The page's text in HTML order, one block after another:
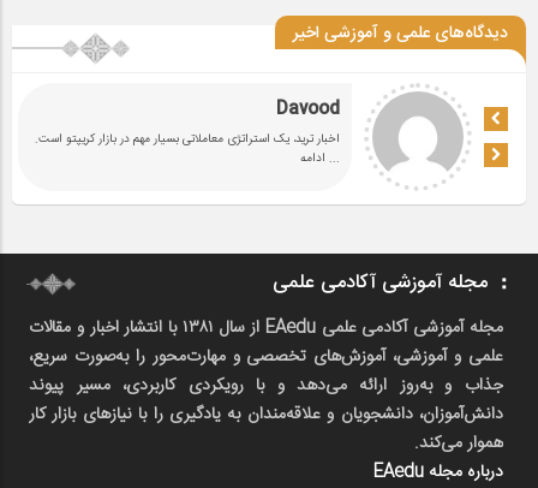
دیدگاه‌های علمی و آموزشی اخیر
Davood
اخبار ترید، یک استراتژی معاملاتی بسیار مهم در بازار کریپتو است.
... ادامه
مجله آموزشی آکادمی علمی
مجله آموزشی آکادمی علمی EAedu از سال ۱۳۸۱ با انتشار اخبار و مقالات
علمی و آموزشی، آموزش‌های تخصصی و مهارت‌محور را به‌صورت سریع،
جذاب و به‌روز ارائه می‌دهد و با رویکردی کاربردی، مسیر پیوند
دانش‌آموزان، دانشجویان و علاقه‌مندان به یادگیری را با نیازهای بازار کار
هموار می‌کند.
درباره مجله EAedu